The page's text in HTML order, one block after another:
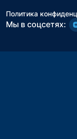
Политика
Мы в соцсетях: